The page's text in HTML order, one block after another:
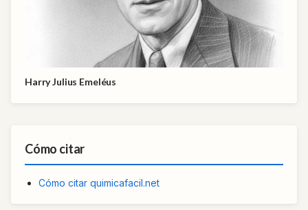
Harry Julius Emeléus
Cómo citar
Cómo citar quimicafacil.net